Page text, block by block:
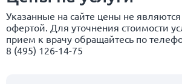
Указанные на сайте цены не
офертой. Для уточнения стоимости
прием к врачу обращайтесь по
8 (495) 126-14-75